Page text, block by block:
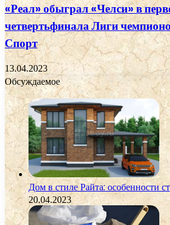
«Реал» обыграл «Челси» в
четвертьфинала Лиги
Спорт
13.04.2023
Обсуждаемое
Дом в стиле Райта: особенности
20.04.2023